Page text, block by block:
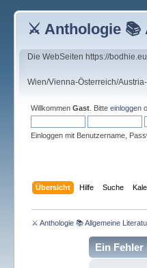
⚔ Anthologie 📚
Die WebSeiten https://
Wien/Vienna-Österreich/
Willkommen Gast. Bitte einloggen
Einloggen mit Benutzername,
Übersicht Hilfe Suche
⚔ Anthologie 📚 Allgemeine
Ein